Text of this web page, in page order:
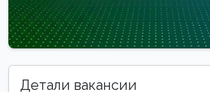
Детали вакансии